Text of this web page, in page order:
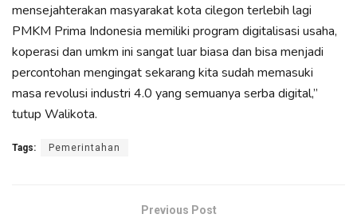
mensejahterakan masyarakat kota cilegon terlebih lagi
PMKM Prima Indonesia memiliki program digitalisasi usaha,
koperasi dan umkm ini sangat luar biasa dan bisa menjadi
percontohan mengingat sekarang kita sudah memasuki
masa revolusi industri 4.0 yang semuanya serba digital,”
tutup Walikota.
Tags: Pemerintahan
Previous Post